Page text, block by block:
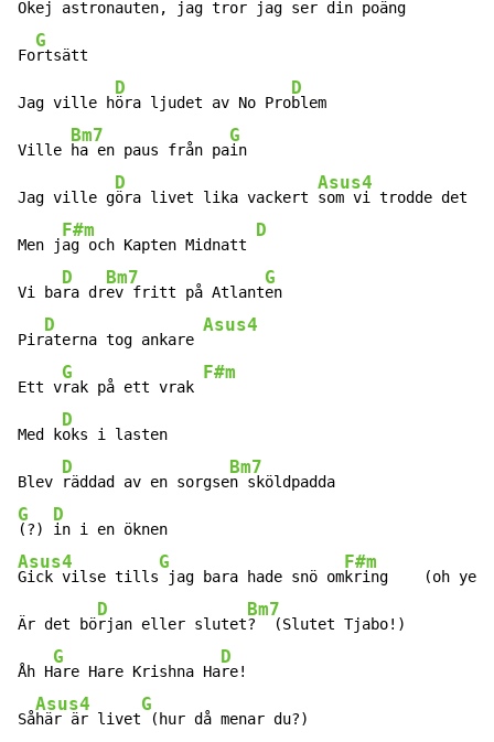
Okej astronauten, jag tror jag ser din poäng
Fo
G
rtsätt
Jag ville h
D
öra ljudet av No Pro
D
blem
Ville
Bm7
ha en paus från pa
G
in
Jag ville g
D
öra livet lika vackert
Asus4
som vi trodde det
Men j
F#m
ag och Kapten Midnatt
D
Vi ba
D
ra dr
Bm7
ev fritt på Atlant
G
en
Pir
D
aterna tog ankare
Asus4
Ett v
G
rak på ett vrak
F#m
Med k
D
oks i lasten
Blev
D
räddad av en sorgse
Bm7
G
(?)
D
Asus4
Gick vilse tills
G
jag bara hade snö om
F#m
kring    (oh ye
Är det bö
D
rjan eller slutet
Bm7
?  (Slutet Tjabo!)
Åh H
G
are Hare Krishna Ha
D
re!
Så
Asus4
här är livet
G
(hur då menar du?)